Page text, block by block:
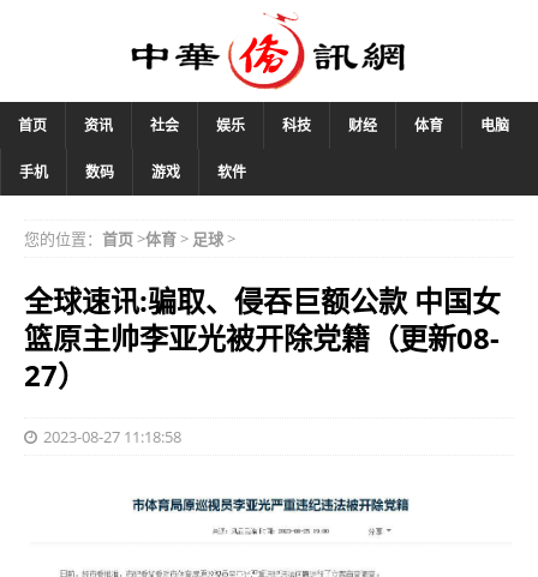
首页 资讯 社会 娱乐 科技 财经 体育 电脑
手机 数码 游戏 软件
您的位置： 首页>体育> 足球>
全球速讯:骗取、侵吞巨额公款 中国女
篮原主帅李亚光被开除党籍（更新08-
27）
2023-08-27 11:18:58